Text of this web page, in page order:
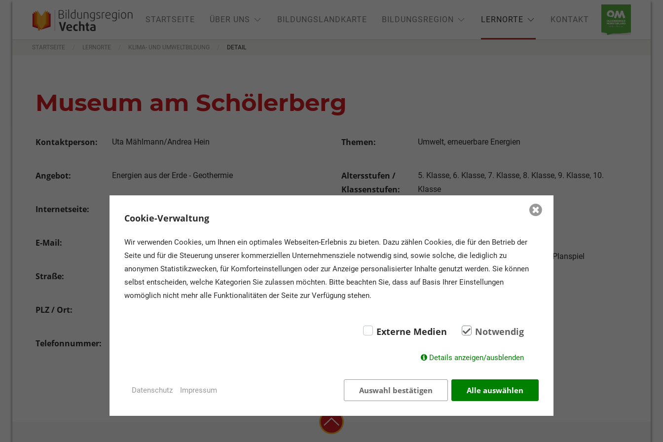
STARTSEITE ÜBER UNS BILDUNGSLANDKARTE BILDUNGSREGION LERNORTE KONTAKT
STARTSEITE LERNORTE KLIMA- UND UMWELTBILDUNG DETAIL
Museum am Schölerberg
Kontaktperson: Uta Mählmann/Andrea Hein
Angebot: Energien aus der Erde - Geothermie
Internetseite:
E-Mail: maehlmann@osnabrueck.de/hein@osnabrueck.de
Straße: Klaus-Strick-Weg 10
PLZ / Ort:
Telefonnummer:
Themen: Umwelt, erneuerbare Energien
Altersstufen /
Klassenstufen:
5. Klasse, 6. Klasse, 7. Klasse, 8. Klasse, 9. Klasse, 10.
Klasse
Angebote: Ausflugsziel, Führung, Mitmachaktion, Planspiel
Cookie-Verwaltung
Wir verwenden Cookies, um Ihnen ein optimales Webseiten-Erlebnis zu bieten. Dazu zählen Cookies, die für den Betrieb der
Seite und für die Steuerung unserer kommerziellen Unternehmensziele notwendig sind, sowie solche, die lediglich zu
anonymen Statistikzwecken, für Komforteinstellungen oder zur Anzeige personalisierter Inhalte genutzt werden. Sie können
selbst entscheiden, welche Kategorien Sie zulassen möchten. Bitte beachten Sie, dass auf Basis Ihrer Einstellungen
womöglich nicht mehr alle Funktionalitäten der Seite zur Verfügung stehen.
Externe Medien Notwendig
Details anzeigen/ausblenden
Auswahl bestätigen Alle auswählen
Datenschutz Impressum